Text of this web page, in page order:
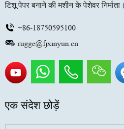
टिशू पेपर बनाने की मशीन के पेशेवर निर्माता।
+86-18750595100
rugge@fjxinyun.cn
एक संदेश छोड़ें